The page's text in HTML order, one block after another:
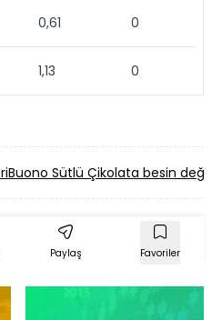
0,61 0
1,13 0
Buono Sütlü Çikolata besin değeri
Paylaş Favoriler